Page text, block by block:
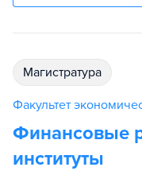
магистратура
Факультет
Финансовые
институты